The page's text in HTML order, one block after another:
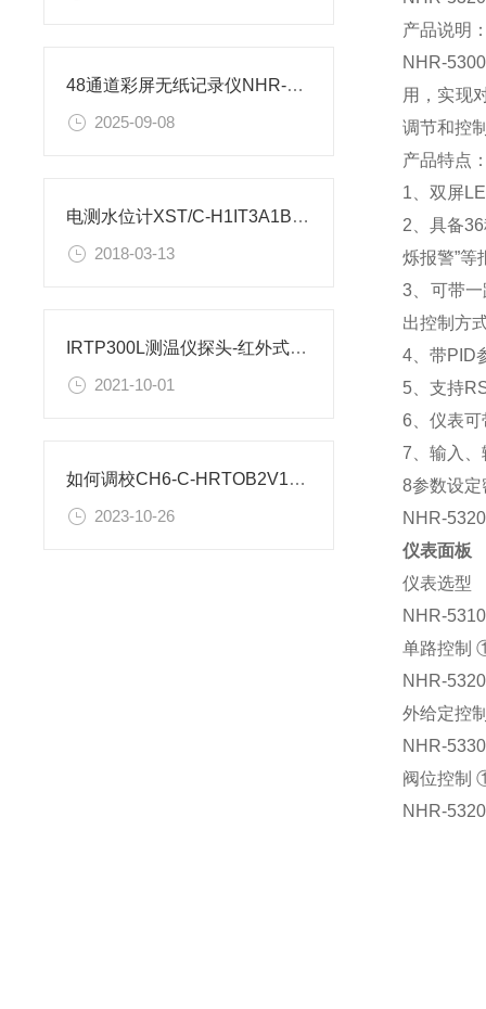
48通道彩屏无纸记录仪NHR-8748-X-X-A-D1选型表
2025-09-08
电测水位计XST/C-H1IT3A1B1技术参数
2018-03-13
IRTP300L测温仪探头-红外式KTE-IRTP-300L产品参数
2021-10-01
如何调校CH6-C-HRTOB2V1数字仪表？
2023-10-26
产品说明
NHR-
用，实现
调节和控
产品特点
1、双屏
2、具备
烁报警”等
3、可带
出控制方
4、带PID
5、支持
6、仪表
7、输入
8参数设
NHR-
仪表面板
仪表选型
NHR-
单路控
NHR-
外给定
NHR-
阀位控
NHR-